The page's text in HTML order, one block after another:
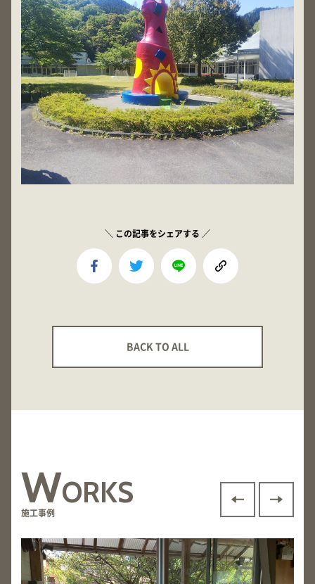
＼ この記事をシェアする ／
BACK TO ALL
WORKS
施工事例